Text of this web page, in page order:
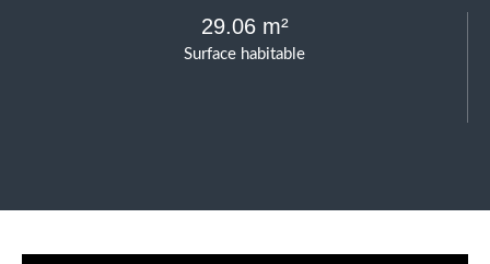
Surface habitable
29.06 m²